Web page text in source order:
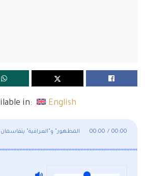
in: English
"المظهور" و"العراقية" 00:00 / 00:00